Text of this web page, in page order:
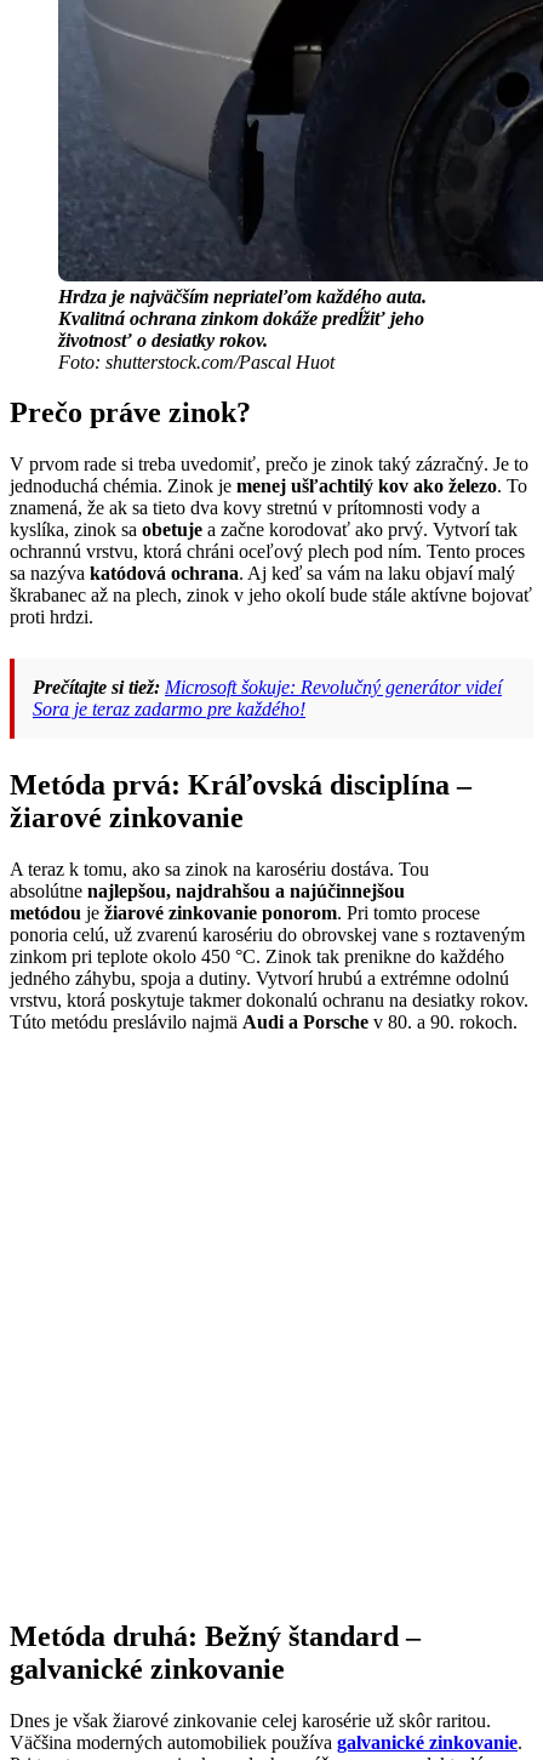
Hrdza je najväčším nepriateľom každého auta.
Kvalitná ochrana zinkom dokáže predĺžiť jeho
životnosť o desiatky rokov.
Foto: shutterstock.com/Pascal Huot
Prečo práve zinok?
V prvom rade si treba uvedomiť, prečo je zinok taký zázračný. Je to
jednoduchá chémia. Zinok je menej ušľachtilý kov ako železo. To
znamená, že ak sa tieto dva kovy stretnú v prítomnosti vody a
kyslíka, zinok sa obetuje a začne korodovať ako prvý. Vytvorí tak
ochrannú vrstvu, ktorá chráni oceľový plech pod ním. Tento proces
sa nazýva katódová ochrana. Aj keď sa vám na laku objaví malý
škrabanec až na plech, zinok v jeho okolí bude stále aktívne bojovať
proti hrdzi.
Prečítajte si tiež: Microsoft šokuje: Revolučný generátor videí
Sora je teraz zadarmo pre každého!
Metóda prvá: Kráľovská disciplína –
žiarové zinkovanie
A teraz k tomu, ako sa zinok na karosériu dostáva. Tou
absolútne najlepšou, najdrahšou a najúčinnejšou
metódou je žiarové zinkovanie ponorom. Pri tomto procese
ponoria celú, už zvarenú karosériu do obrovskej vane s roztaveným
zinkom pri teplote okolo 450 °C. Zinok tak prenikne do každého
jedného záhybu, spoja a dutiny. Vytvorí hrubú a extrémne odolnú
vrstvu, ktorá poskytuje takmer dokonalú ochranu na desiatky rokov.
Túto metódu preslávilo najmä Audi a Porsche v 80. a 90. rokoch.
Metóda druhá: Bežný štandard –
galvanické zinkovanie
Dnes je však žiarové zinkovanie celej karosérie už skôr raritou.
Väčšina moderných automobiliek používa galvanické zinkovanie.